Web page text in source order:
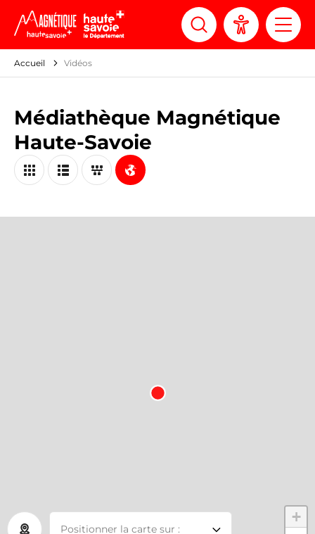
Accueil Vidéos
Médiathèque Magnétique
Haute-Savoie
+
Positionner la carte sur :
Panneau de gestion des cookies